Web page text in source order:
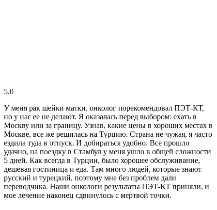
5.0
У меня рак шейки матки, онколог порекомендовал ПЭТ-КТ,
но у нас ее не делают. Я оказалась перед выбором: ехать в
Москву или за границу. Узнав, какие цены в хороших местах в
Москве, все же решилась на Турцию. Страна не чужая, я часто
ездила туда в отпуск. И добираться удобно. Все прошло
удачно, на поездку в Стамбул у меня ушло в общей сложности
5 дней. Как всегда в Турции, было хорошее обслуживание,
дешевая гостиница и еда. Там много людей, которые знают
русский и турецкий, поэтому мне без проблем дали
переводчика. Наши онкологи результаты ПЭТ-КТ приняли, и
мое лечение наконец сдвинулось с мертвой точки.